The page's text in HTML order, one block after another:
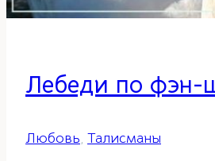
Лебеди по фэн-
Любовь, Талисманы